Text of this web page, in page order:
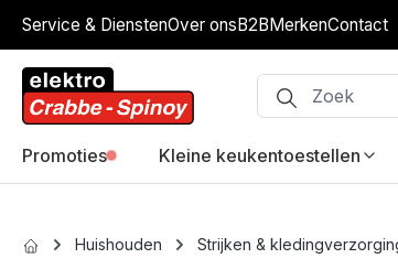
to main content
Skip to search
Skip to main navigation
Service & DienstenOver onsB2BMerkenContact
Promoties Kleine keukentoestellen
Huishouden Strijken &